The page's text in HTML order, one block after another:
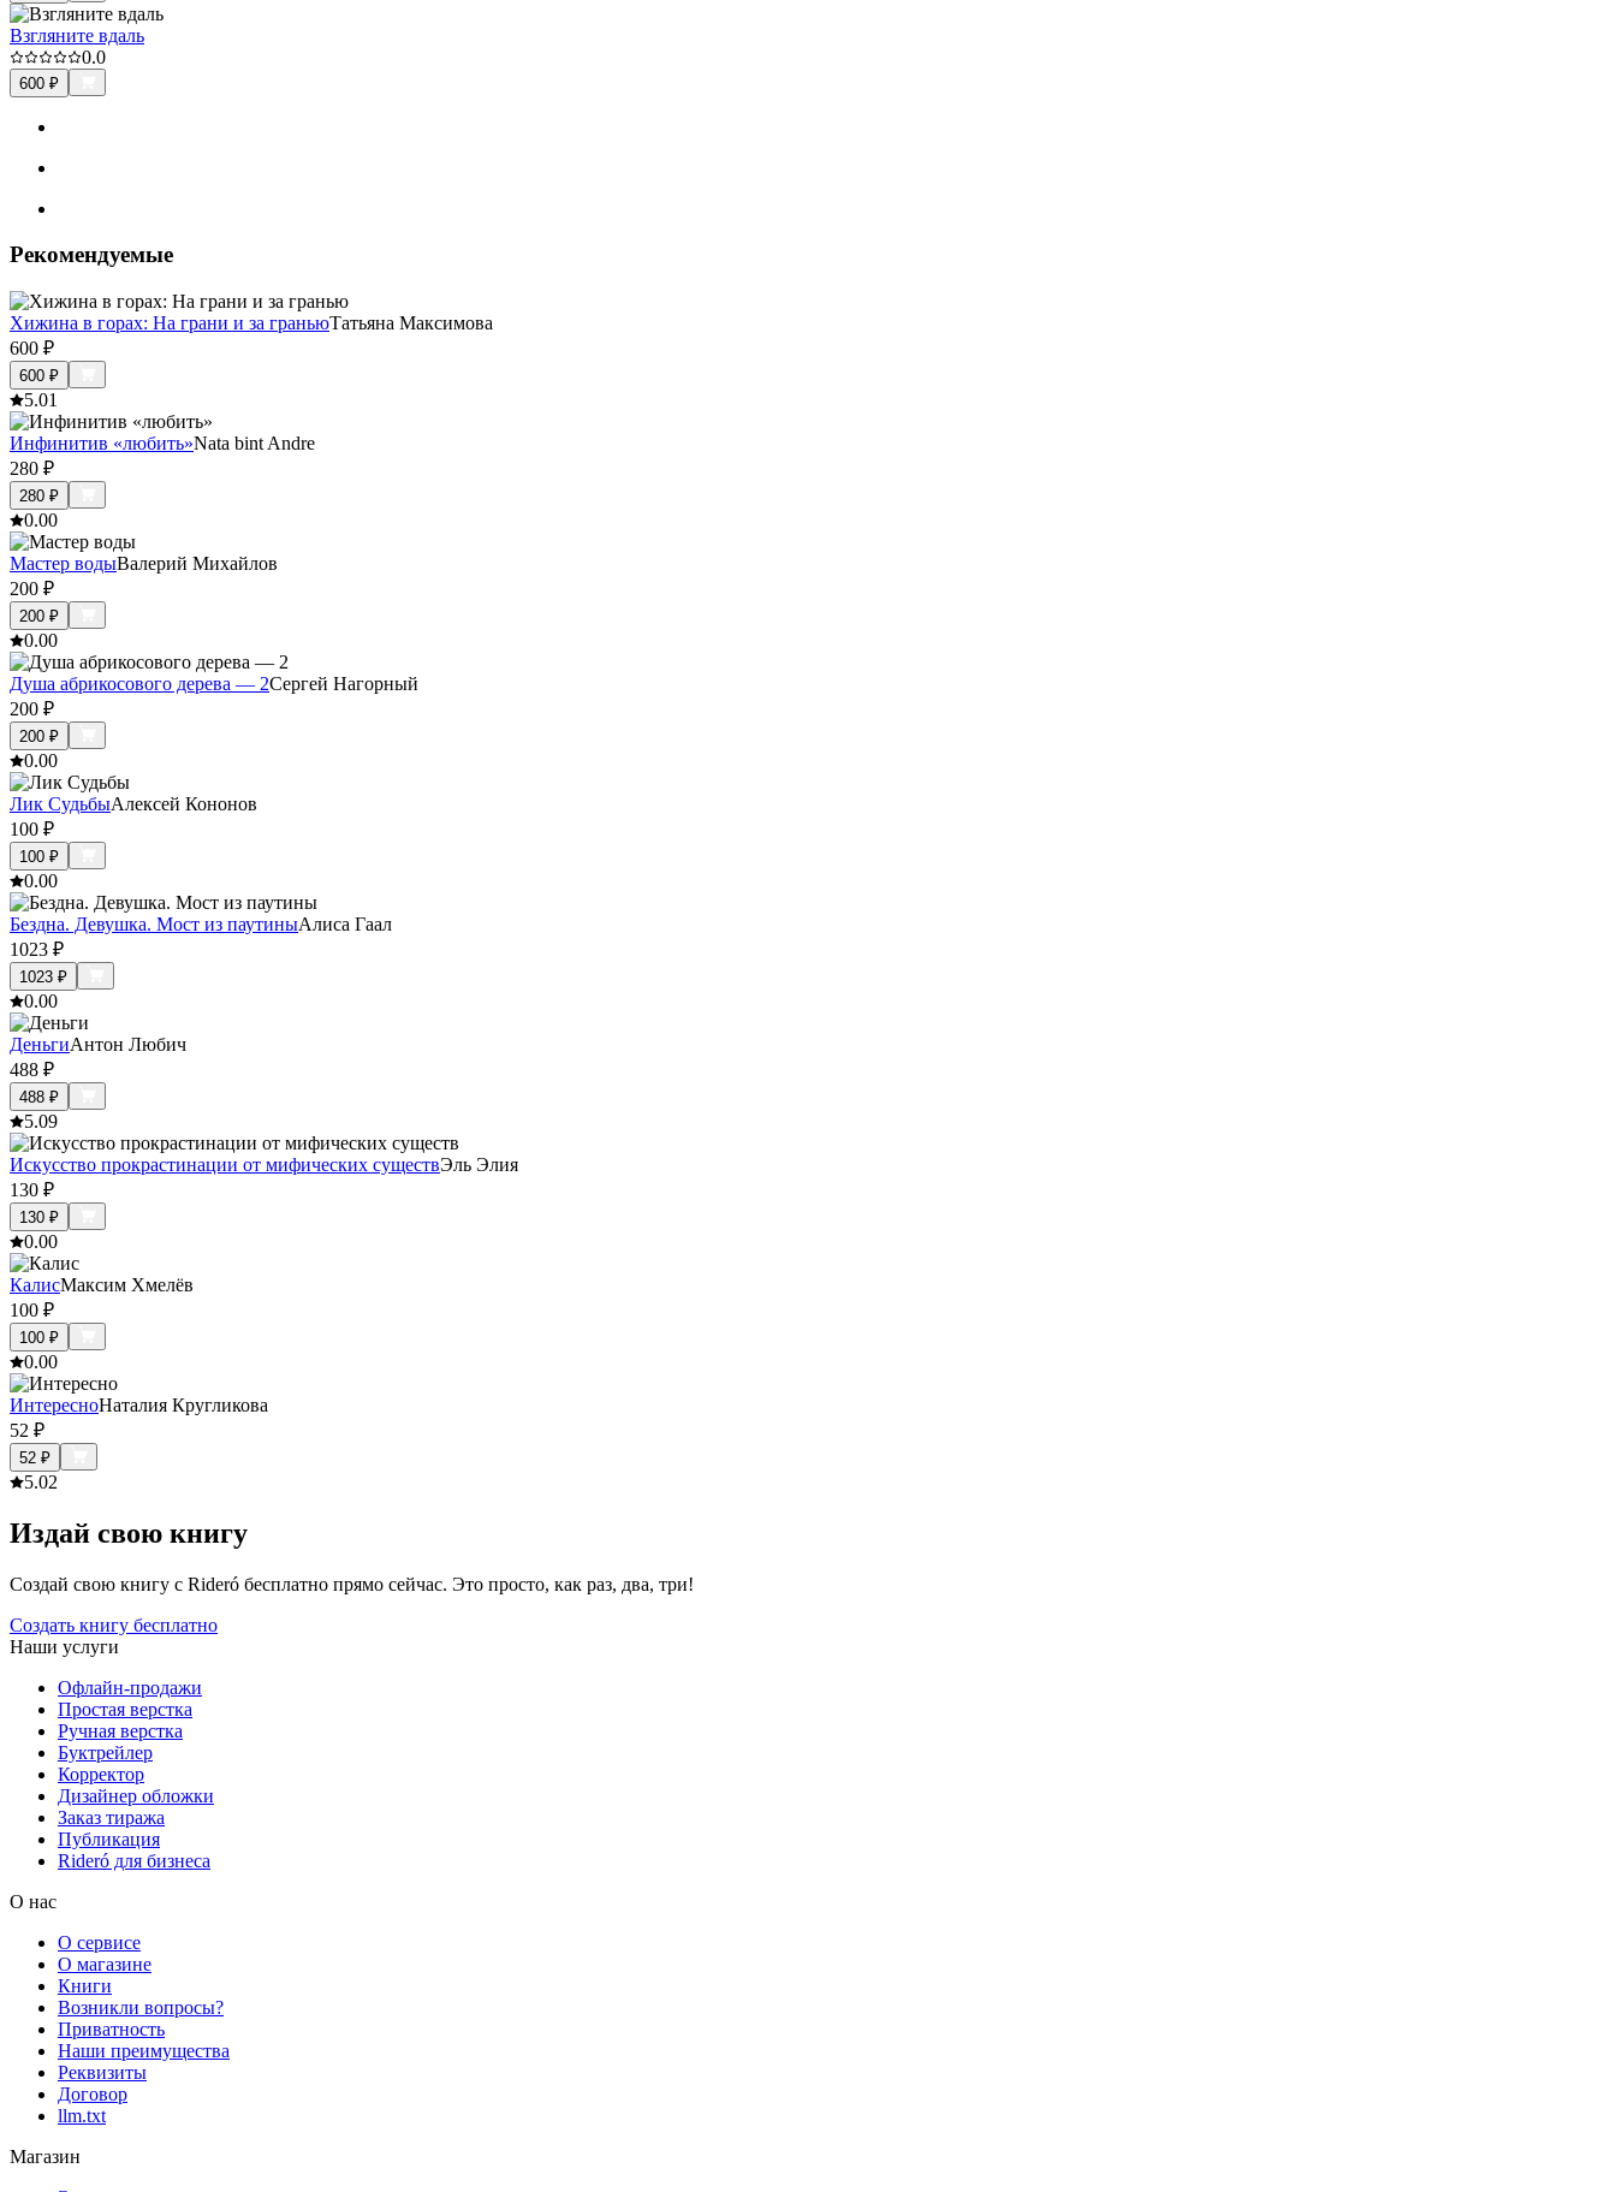
Взгляните вдаль
0.0
600 ₽
Рекомендуемые
Хижина в горах: На грани и за граньюТатьяна Максимова
600 ₽
600 ₽
5.01
Инфинитив «любить»Nata bint Andre
280 ₽
280 ₽
0.00
Мастер водыВалерий Михайлов
200 ₽
200 ₽
0.00
Душа абрикосового дерева — 2Сергей Нагорный
200 ₽
200 ₽
0.00
Лик СудьбыАлексей Кононов
100 ₽
100 ₽
0.00
Бездна. Девушка. Мост из паутиныАлиса Гаал
1023 ₽
1023 ₽
0.00
ДеньгиАнтон Любич
488 ₽
488 ₽
5.09
Искусство прокрастинации от мифических существЭль Элия
130 ₽
130 ₽
0.00
КалисМаксим Хмелёв
100 ₽
100 ₽
0.00
ИнтересноНаталия Кругликова
52 ₽
52 ₽
5.02
Издай свою книгу
Создай свою книгу с Rideró бесплатно прямо сейчас. Это просто, как раз, два, три!
Создать книгу бесплатно
Наши услуги
Офлайн-продажи
Простая верстка
Ручная верстка
Буктрейлер
Корректор
Дизайнер обложки
Заказ тиража
Публикация
Rideró для бизнеса
О нас
О сервисе
О магазине
Книги
Возникли вопросы?
Приватность
Наши преимущества
Реквизиты
Договор
llm.txt
Магазин